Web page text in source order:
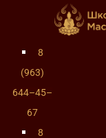
8
(963)
644–45–
67
8